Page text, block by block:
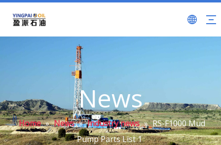
News
Home » News » Industry news » RS-F1000 Mud
Pump Parts List 1